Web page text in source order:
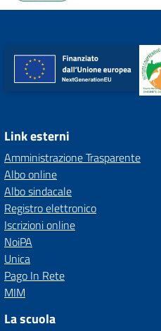
Link esterni
Amministrazione Trasparente
Albo online
Albo sindacale
Registro elettronico
Iscrizioni online
NoiPA
Unica
Pago In Rete
MIM
La scuola